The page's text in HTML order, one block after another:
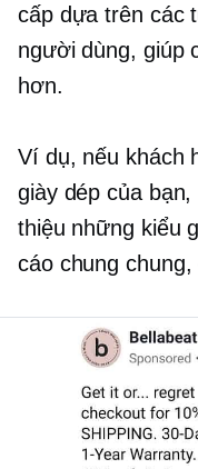
cấp dựa trên các
người dùng, giúp
hơn.
Ví dụ, nếu khách
giày dép của
thiệu những kiểu
cáo chung